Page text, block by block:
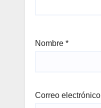
Nombre *
Correo electrónico